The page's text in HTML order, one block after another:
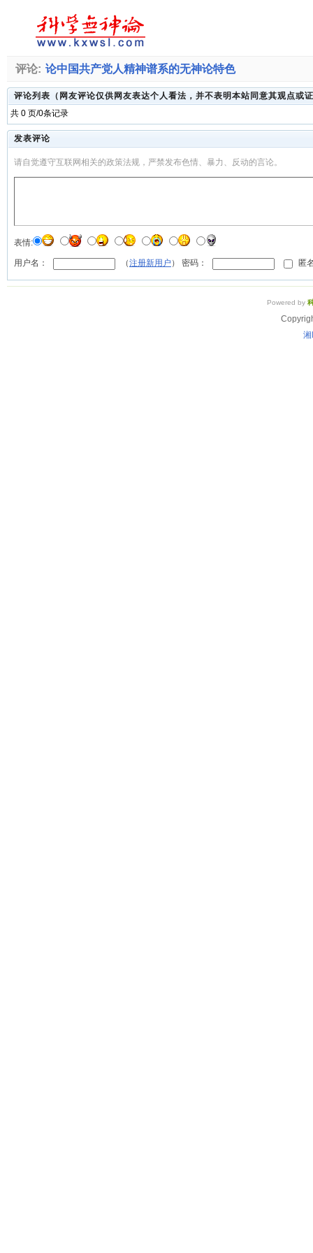
评论: 论中国共产党人精神谱系的无神论特色
评论列表（网友评论仅供网友表达个人看法，并不表明本站同意其观点或
共 0 页/0条记录
发表评论
请自觉遵守互联网相关的政策法规，严禁发布色情、暴力、反动的言论。
表情:
用户名： （注册新用户 ） 密码： 匿
Powered by